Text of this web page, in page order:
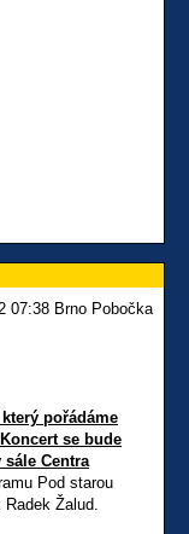
07:38 Brno Pobočka
pořádáme
se bude
Centra
Pod starou
Žalud.